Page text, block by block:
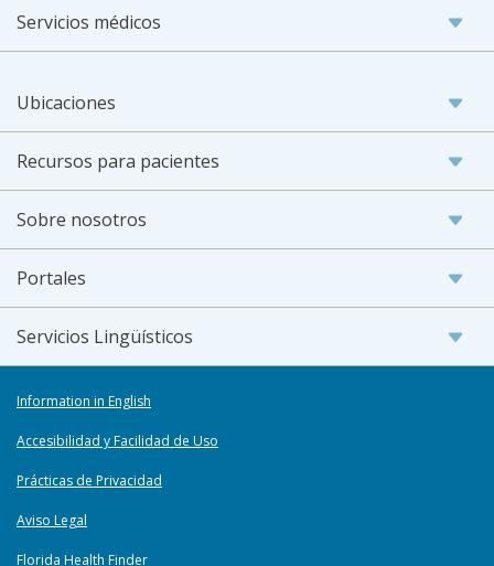
Servicios médicos
Ubicaciones
Recursos para pacientes
Sobre nosotros
Portales
Servicios Lingüísticos
Information in English
Accesibilidad y Facilidad de Uso
Prácticas de Privacidad
Aviso Legal
Florida Health Finder